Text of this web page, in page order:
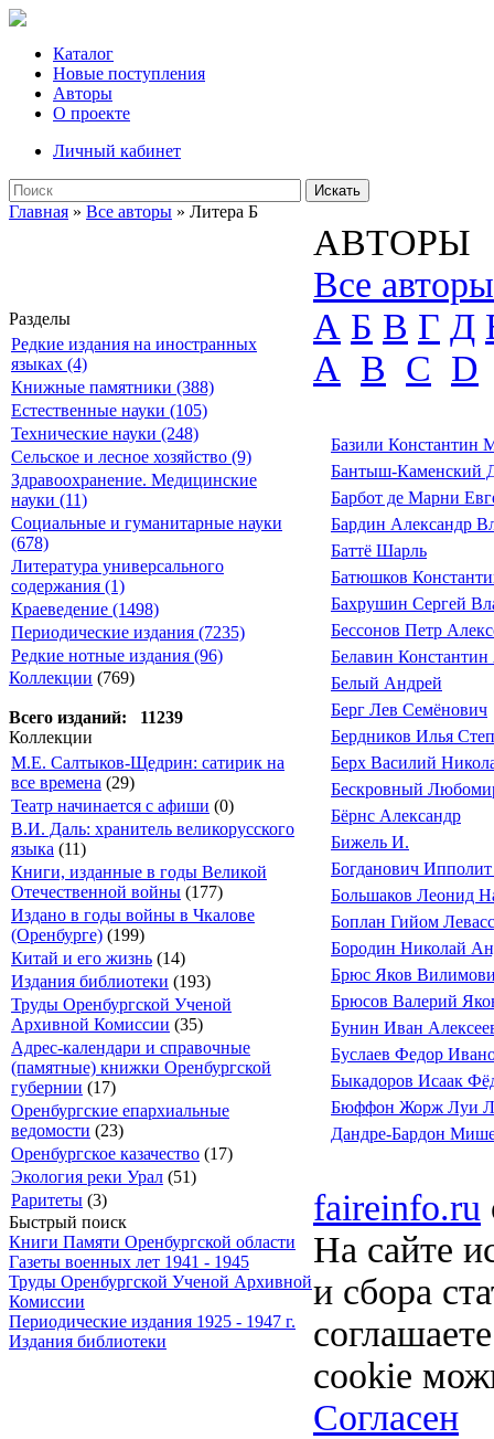
Каталог
Новые поступления
Авторы
О проекте
Личный кабинет
Искать
Главная » Все авторы » Литера Б
Разделы
Редкие издания на иностранных
языках (4)
Книжные памятники (388)
Естественные науки (105)
Технические науки (248)
Сельское и лесное хозяйство (9)
Здравоохранение. Медицинские
науки (11)
Социальные и гуманитарные науки
(678)
Литература универсального
содержания (1)
Краеведение (1498)
Периодические издания (7235)
Редкие нотные издания (96)
Коллекции (769)
Всего изданий: 11239
Коллекции
М.Е. Салтыков-Щедрин: сатирик на
все времена (29)
Театр начинается с афиши (0)
В.И. Даль: хранитель великорусского
языка (11)
Книги, изданные в годы Великой
Отечественной войны (177)
Издано в годы войны в Чкалове
(Оренбурге) (199)
Китай и его жизнь (14)
Издания библиотеки (193)
Труды Оренбургской Ученой
Архивной Комиссии (35)
Адрес-календари и справочные
(памятные) книжки Оренбургской
губернии (17)
Оренбургские епархиальные
ведомости (23)
Оренбургское казачество (17)
Экология реки Урал (51)
Раритеты (3)
Быстрый поиск
Книги Памяти Оренбургской области
Газеты военных лет 1941 - 1945
Труды Оренбургской Ученой Архивной
Комиссии
Периодические издания 1925 - 1947 г.
Издания библиотеки
АВТОРЫ
Все авторы
А Б В Г Д
A B C D
Базили Константин
Бантыш-Каменский
Барбот де Марни
Бардин Александр
Баттё Шарль
Батюшков
Бахрушин Сергей
Беcсонов Петр
Белавин
Белый Андрей
Берг Лев Семёнович
Бердников Илья
Берх Василий
Бескровный
Бёрнс Александр
Бижель И.
Богданович
Большаков Леонид
Боплан Гийом
Бородин Николай
Брюс Яков
Брюсов Валерий
Бунин Иван
Буслаев Федор
Быкадоров Исаак
Бюффон Жорж Луи
Дандре-Бардон
faireinfo.ru
На сайте
и сбора
cookie
Согласен